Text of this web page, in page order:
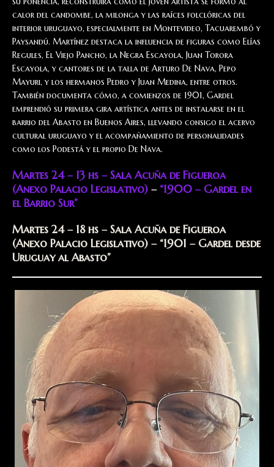
calor del candombe, la milonga y las raíces folclóricas del
interior uruguayo, especialmente en Montevideo, Tacuarembó y
Paysandú. Martínez destaca la influencia de figuras como Elías
Regules, El Viejo Pancho, la Negra Escayola, Juan Torora
Escayola, y cantores de la talla de Arturo De Nava, Pepo
Mayuri, y los hermanos Pedro y Juan Medina, entre otros.
También documenta cómo, a comienzos de 1901, Gardel
emprendió su primera gira artística antes de instalarse en el
barrio del Abasto en Buenos Aires, llevando consigo el acervo
cultural uruguayo y el acompañamiento de personalidades
como los Podestá y el propio De Nava.
Martes 24 – 13 hs – Sala Acuña de Figueroa
(Anexo Palacio Legislativo) – “1900 – Gardel en
el Barrio Sur”
Martes 24 – 18 hs – Sala Acuña de Figueroa
(Anexo Palacio Legislativo) – “1901 – Gardel desde
Uruguay al Abasto”